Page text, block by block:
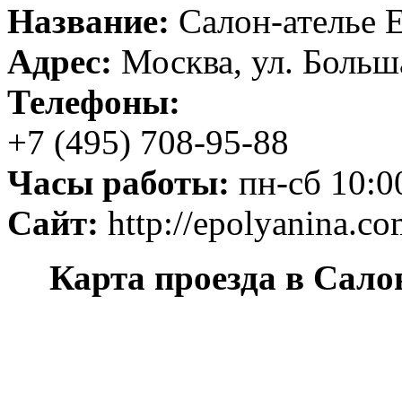
Название: Салон-ателье
Адрес: Москва, ул.
Телефоны:
+7 (495) 708-95-88
Часы работы: пн-сб
Сайт: http://
Карта проезда в